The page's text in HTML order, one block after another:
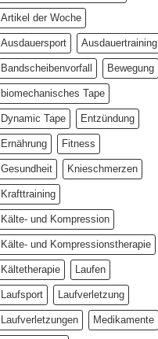
Artikel der Woche
Ausdauersport Ausdauertraining
Bandscheibenvorfall Bewegung
biomechanisches Tape
Dynamic Tape Entzündung
Ernährung Fitness
Gesundheit Knieschmerzen
Krafttraining
Kälte- und Kompression
Kälte- und Kompressionstherapie
Kältetherapie Laufen
Laufsport Laufverletzung
Laufverletzungen Medikamente